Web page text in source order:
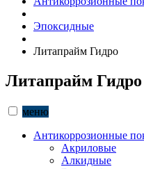
Эпоксидные
Литапрайм Гидро
Литапрайм Гидро
меню
Антикоррозионные
Акриловые
Алкидные